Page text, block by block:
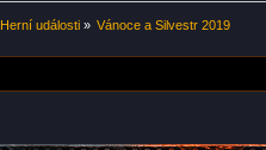
Herní události» Vánoce a Silvestr 2019